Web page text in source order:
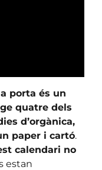
porta és un
quatre dels
d’orgànica,
paper i cartó.
calendari no
estan